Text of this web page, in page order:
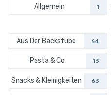
Allgemein 1
Aus Der Backstube 64
Pasta & Co 13
Snacks & Kleinigkeiten 63